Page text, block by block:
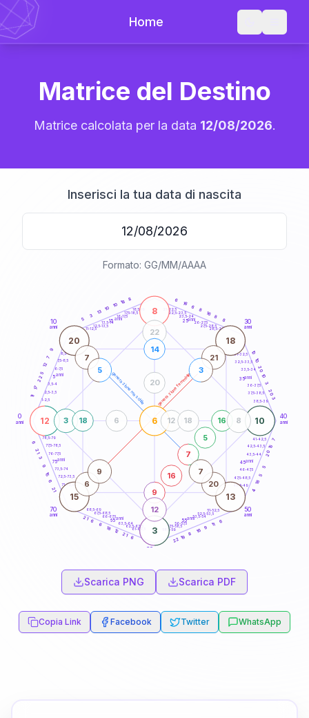
Home
Matrice del Destino
Matrice calcolata per la data 12/08/2026.
Inserisci la tua data di nascita
Formato: GG/MM/AAAA
generazione maschile generazione femminile
0
anni
10
anni
30
anni
40
anni
50
anni
60
70
anni
1-2,5
2,5-3,5
3,5-4
6-7,5
7,5-8,5
8,5-9
11-12,5
12,5-13,5
13,5-14
16-17,5
17,5-18,5
18,5-19
21-22,5
22,5-23,5
23,5-24
26-27,5
27,5-28,5
28,5-29
31-32,5
32,5-33,5
33,5-34
36-37,5
37,5-38,5
38,5-39
41-42,5
42,5-43,5
43,5-44
46-47,5
47,5-48,5
48,5-49
51-52,5
52,5-53,5
53,5-54
56-57,5
57,5-58,5
58,5-59
61-62,5
62,5-63,5
63,5-64
66-67,5
67,5-68,5
68,5-69
71-72,5
72,5-73,5
73,5-74
76-77,5
77,5-78,5
78,5-79
11
17
22
5
12
7
9
5
3
13
10
10
18 8 6
16
6
8
16 8
8
10
10
20
10
3
20
3
7
15
20
5
5
18
4
6
11
9
16
8
19
22
6
21
12
18
6
6
21
21
6
15
9
3
21
6
12
8
10
3
6
20 18
15 13
9
16
7
5
16
3
22
8
12
18
14
12 18
6
20
7
5
21
3
6
9
20
7
5anni
15 anni 25anni
35anni
45anni
55anni
65anni
75anni
Scarica PNG Scarica PDF
Copia Link Facebook Twitter WhatsApp